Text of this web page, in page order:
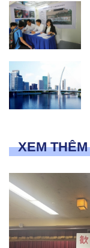
XEM THÊM